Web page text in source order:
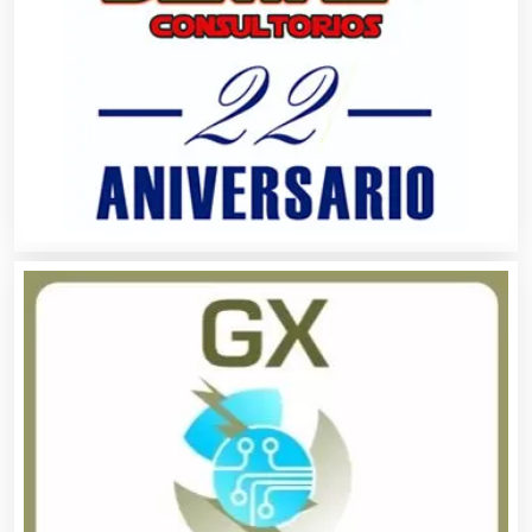
Automatización
Automóviles Nuevos y Usados
Autopartes Eléctricas
Avaluos